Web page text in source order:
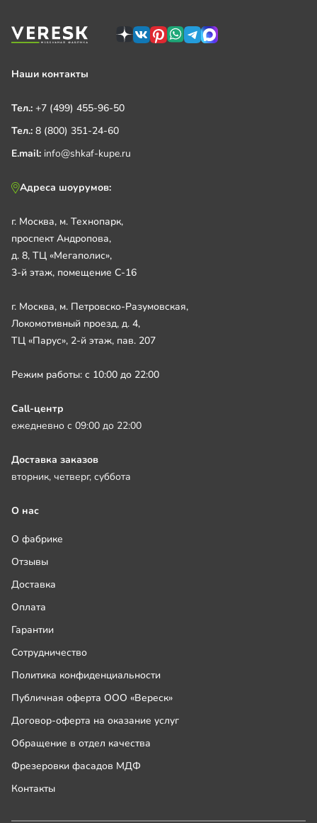
Наши контакты
Тел.: +7 (499) 455-96-50
Тел.: 8 (800) 351-24-60
E.mail: info@shkaf-kupe.ru
Адреса шоурумов:
г. Москва, м. Технопарк,
проспект Андропова,
д. 8, ТЦ «Мегаполис»,
3-й этаж, помещение С-16
г. Москва, м. Петровско-Разумовская,
Локомотивный проезд, д. 4,
ТЦ «Парус», 2-й этаж, пав. 207
Режим работы: с 10:00 до 22:00
Call-центр
ежедневно с 09:00 до 22:00
Доставка заказов
вторник, четверг, суббота
О нас
О фабрике
Отзывы
Доставка
Оплата
Гарантии
Сотрудничество
Политика конфиденциальности
Публичная оферта ООО «Вереск»
Договор-оферта на оказание услуг
Обращение в отдел качества
Фрезеровки фасадов МДФ
Контакты